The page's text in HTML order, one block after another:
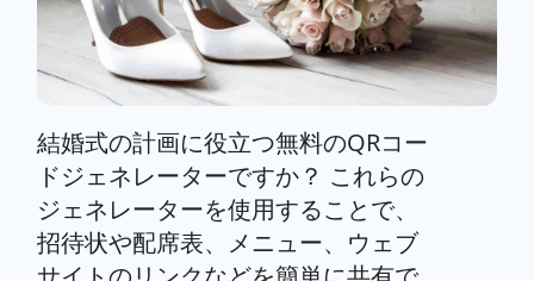
結婚式の計画に役立つ無料のQRコー
ドジェネレーターですか？ これらの
ジェネレーターを使用することで、
招待状や配席表、メニュー、ウェブ